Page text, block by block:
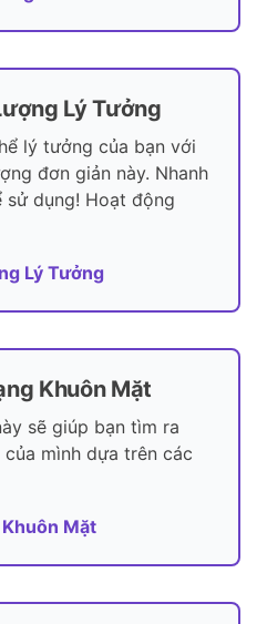
Lý Tưởng
lý tưởng của bạn với
đơn giản này. Nhanh
dụng! Hoạt động
Lý Tưởng
Khuôn Mặt
sẽ giúp bạn tìm ra
mình dựa trên các
Mặt